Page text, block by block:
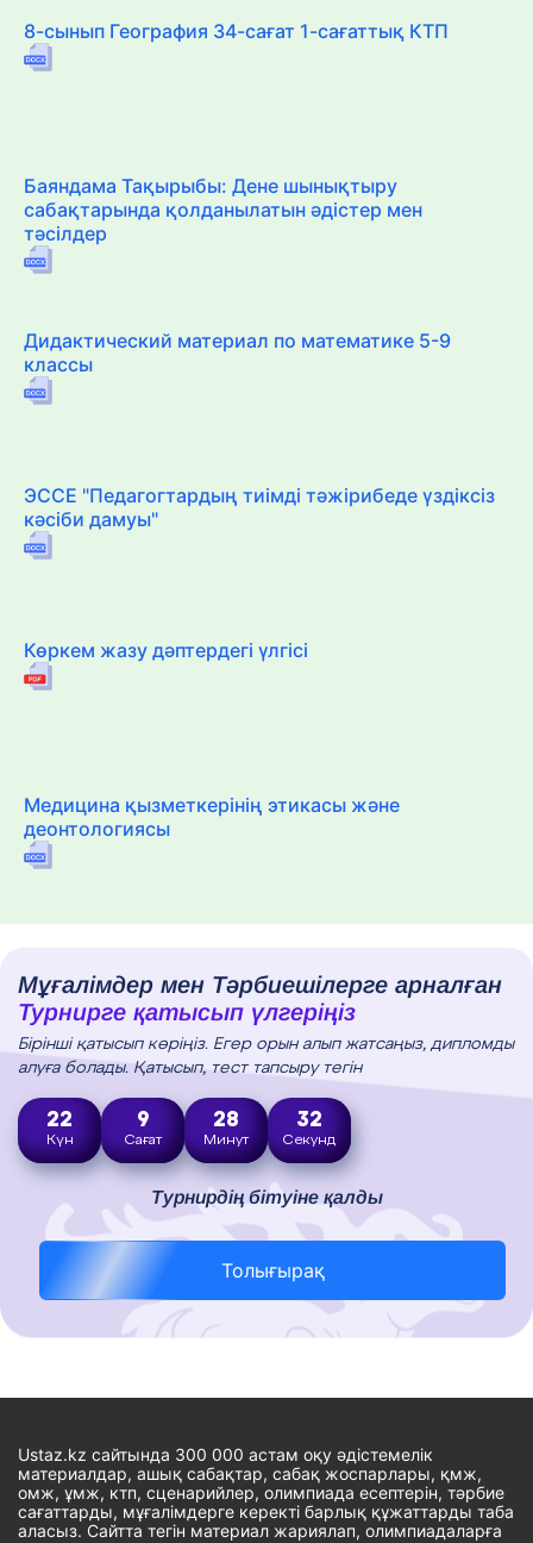
8-сынып География 34-сағат 1-сағаттық КТП
Баяндама Тақырыбы: Дене шынықтыру
сабақтарында қолданылатын әдістер мен
тәсілдер
Дидактический материал по математике 5-9
классы
ЭССЕ "Педагогтардың тиімді тәжірибеде үздіксіз
кәсіби дамуы"
Көркем жазу дәптердегі үлгісі
Медицина қызметкерінің этикасы және
деонтологиясы
Мұғалімдер мен Тәрбиешілерге арналған
Турнирге қатысып үлгеріңіз
Бірінші қатысып көріңіз. Егер орын алып жатсаңыз, дипломды
алуға болады. Қатысып, тест тапсыру тегін
22
Күн
9
Сағат
28
Минут
31
Секунд
Турнирдің бітуіне қалды
Толығырақ
Ustaz.kz сайтында 300 000 астам оқу әдістемелік
материалдар, ашық сабақтар, сабақ жоспарлары, қмж,
омж, ұмж, ктп, сценарийлер, олимпиада есептерін, тәрбие
сағаттарды, мұғалімдерге керекті барлық құжаттарды таба
аласыз. Сайтта тегін материал жариялап, олимпиадаларға